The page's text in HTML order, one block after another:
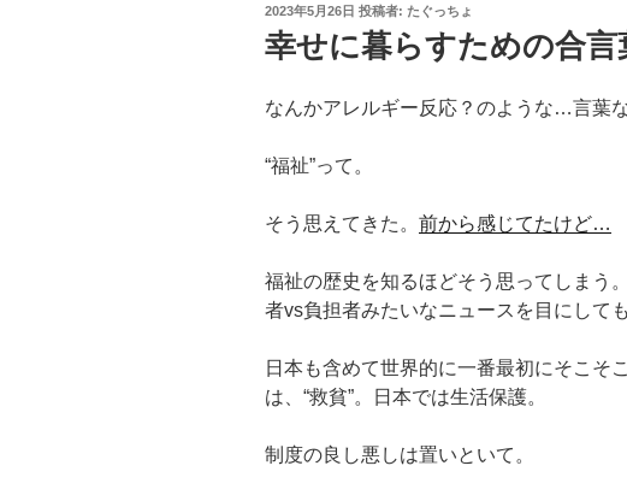
投
日:
2023年5月26日 投稿者: たぐっちょ
幸せに暮らすための合言
なんかアレルギー反応？のような…言葉な
“福祉”って。
そう思えてきた。 前から感じてたけど…
福祉の歴史を知るほどそう思ってしまう
者vs負担者みたいなニュースを目にして
日本も含めて世界的に一番最初にそこそ
は、“救貧”。日本では生活保護。
制度の良し悪しは置いといて。